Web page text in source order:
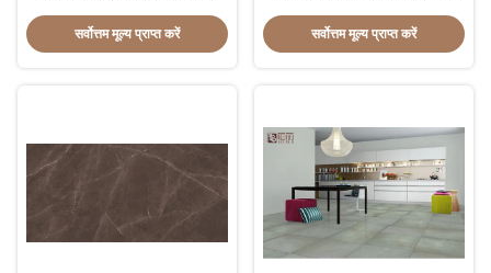
सर्वोत्तम मूल्य प्राप्त करें
सर्वोत्तम मूल्य प्राप्त करें